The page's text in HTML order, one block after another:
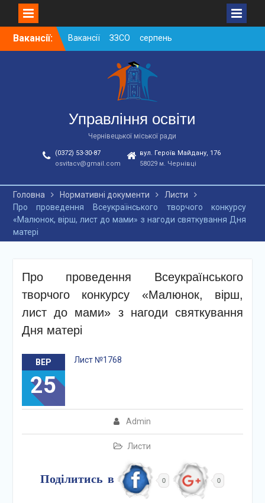
SkipВакансії:
Вакансії ЗЗСО серпень
2026
Вакансії ЗЗСО червень
Вакансії у ЗДО та
дошкільних підрозділах
ЗЗСО станом на
01.08.2026 р.
Управління освіти
Чернівецької міської ради
(0372) 53-30-87
osvitacv@gmail.com
вул. Героїв Майдану, 176
58029 м. Чернівці
Головна Нормативні документи
Листи
Про проведення Всеукраїнського творчого конкурсу
«Малюнок, вірш, лист до мами» з нагоди святкування Дня
матері
Про проведення Всеукраїнського
творчого конкурсу «Малюнок, вірш,
лист до мами» з нагоди святкування
Дня матері
ВЕР
25
Admin
Листи
Лист №1768
Поділитись в 0 0